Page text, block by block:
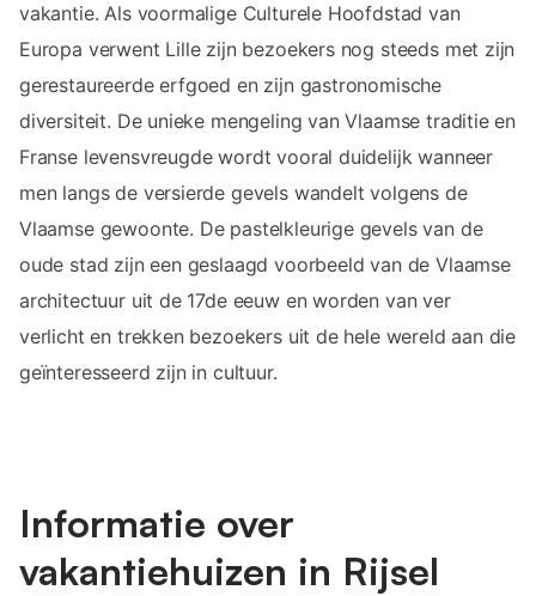
vakantie. Als voormalige Culturele Hoofdstad van
Europa verwent Lille zijn bezoekers nog steeds met zijn
gerestaureerde erfgoed en zijn gastronomische
diversiteit. De unieke mengeling van Vlaamse traditie en
Franse levensvreugde wordt vooral duidelijk wanneer
men langs de versierde gevels wandelt volgens de
Vlaamse gewoonte. De pastelkleurige gevels van de
oude stad zijn een geslaagd voorbeeld van de Vlaamse
architectuur uit de 17de eeuw en worden van ver
verlicht en trekken bezoekers uit de hele wereld aan die
geïnteresseerd zijn in cultuur.
Informatie over
vakantiehuizen in Rijsel